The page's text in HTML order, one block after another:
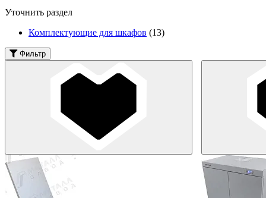
Уточнить раздел
Комплектующие для шкафов (13)
Фильтр